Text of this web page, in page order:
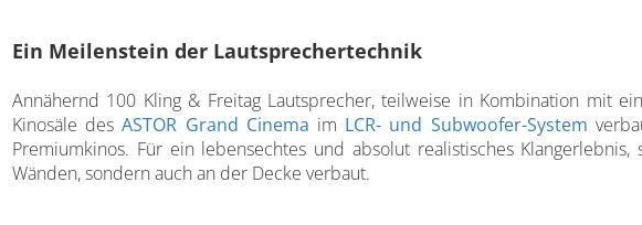
Ein Meilenstein der Lautsprechertechnik
Annähernd 100 Kling & Freitag Lautsprecher, teilweise in Kombination mit
Kinosäle desASTOR Grand Cinema im LCR- und Subwoofer-System
Premiumkinos. Für ein lebensechtes und absolut realistisches
Wänden, sondern auch an der Decke verbaut.